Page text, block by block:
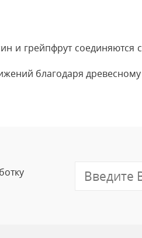
и грейпфрут
благодаря